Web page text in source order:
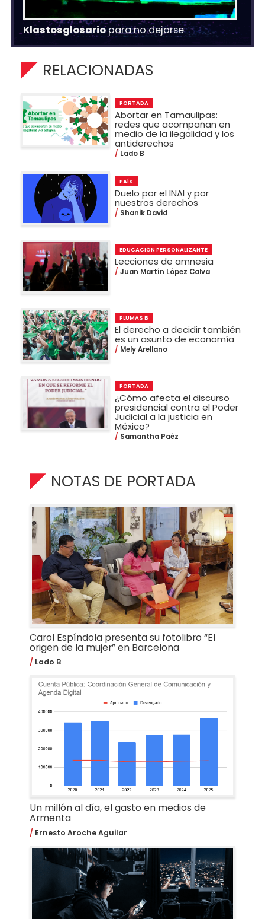
Klastosglosariopara no dejarse
RELACIONADAS
PORTADA
Abortar en Tamaulipas:
redes que acompañan en
medio de la ilegalidad y los
antiderechos
Lado B
PAÍS
Duelo por el INAI y por
nuestros derechos
Shanik David
EDUCACIÓN PERSONALIZANTE
Lecciones de amnesia
Juan Martín López Calva
PLUMAS B
El derecho a decidir también
es un asunto de economía
Mely Arellano
PORTADA
¿Cómo afecta el discurso
presidencial contra el Poder
Judicial a la justicia en
México?
Samantha Paéz
NOTAS DE PORTADA
Carol Espíndola presenta su fotolibro “El
origen de la mujer” en Barcelona
Lado B
Un millón al día, el gasto en medios de
Armenta
Ernesto Aroche Aguilar